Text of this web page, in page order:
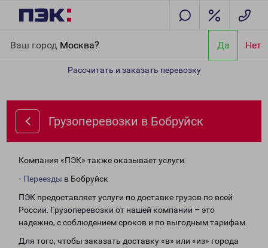
Ваш город Москва? Да Нет
Рассчитать и заказать перевозку
Грузоперевозки в Бобруйск
Компания «ПЭК» также оказывает услуги:
- Переезды в Бобруйск
ПЭК предоставляет услуги по доставке грузов по всей
России. Грузоперевозки от нашей компании – это
надежно, с соблюдением сроков и по выгодным тарифам.
Для того, чтобы заказать доставку «в» или «из» города